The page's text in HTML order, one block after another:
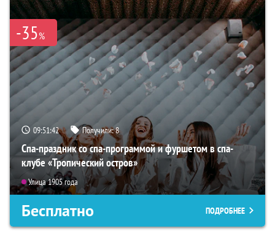
-35%
09:51:41 Получили:8
Спа-праздник со спа-программой и фуршетом в спа-
клубе «Тропический остров»
Улица 1905 года
Бесплатно ПОДРОБНЕЕ